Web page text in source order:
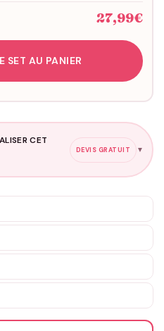
27,99€
SET AU PANIER
CET
DEVIS GRATUIT ▼
de 3 à 10€ selon la demande